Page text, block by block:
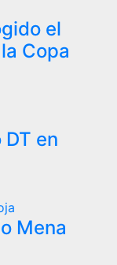
el
Copa
en
Mena